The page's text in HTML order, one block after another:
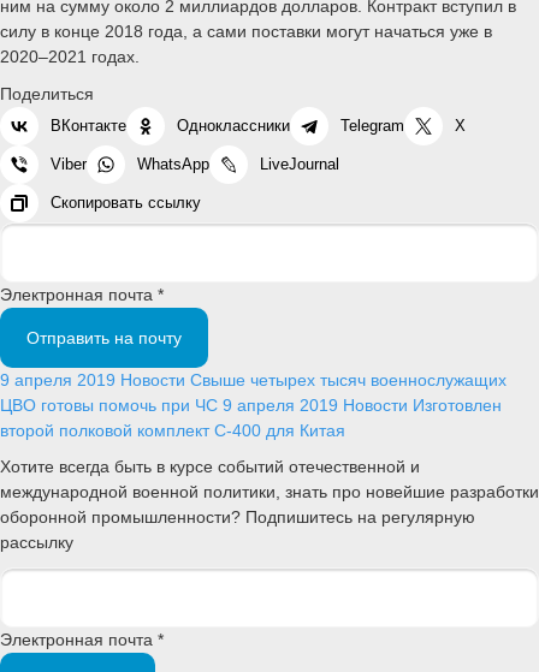
ним на сумму около 2 миллиардов долларов. Контракт вступил в
силу в конце 2018 года, а сами поставки могут начаться уже в
2020–2021 годах.
Поделиться
ВКонтакте Одноклассники Telegram X
Viber WhatsApp LiveJournal
Скопировать ссылку
Электронная почта *
Отправить на почту
9 апреля 2019 Новости Свыше четырех тысяч военнослужащих
ЦВО готовы помочь при ЧС 9 апреля 2019 Новости Изготовлен
второй полковой комплект С-400 для Китая
Хотите всегда быть в курсе событий отечественной и
международной военной политики, знать про новейшие разработки
оборонной промышленности? Подпишитесь на регулярную
рассылку
Электронная почта *